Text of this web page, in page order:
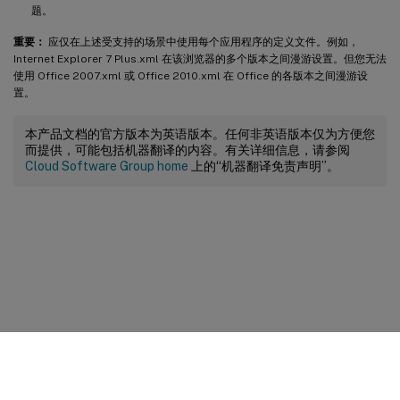
题。
重要：
应仅在上述受支持的场景中使用每个应用程序的定义文件。例如，
Internet Explorer 7 Plus.xml 在该浏览器的多个版本之间漫游设置。但您无法
使用 Office 2007.xml 或 Office 2010.xml 在 Office 的各版本之间漫游设
置。
本产品文档的官方版本为英语版本。任何非英语版本仅为方便您
而提供，可能包括机器翻译的内容。有关详细信息，请参阅
Cloud Software Group home 上的“机器翻译免责声明”。